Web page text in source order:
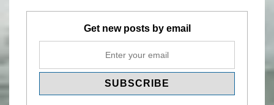
Get new posts by email